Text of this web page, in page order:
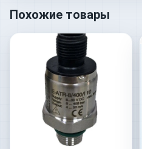
Похожие товары